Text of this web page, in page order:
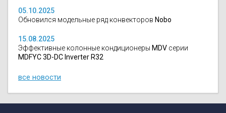
05.10.2025
Обновился модельные ряд конвекторов Nobo
15.08.2025
Эффективные колонные кондиционеры MDV серии
MDFYC 3D-DC Inverter R32
все новости